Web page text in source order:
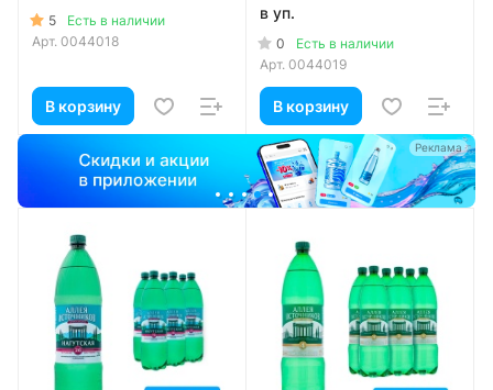
5
Есть в наличии
Арт. 0044018
В корзину
в уп.
0
Есть в наличии
Арт. 0044019
В корзину